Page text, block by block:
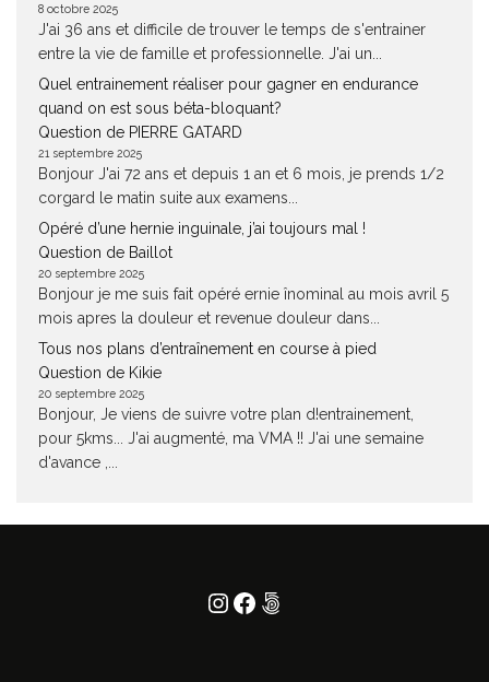
8 octobre 2025
J'ai 36 ans et difficile de trouver le temps de s'entrainer
entre la vie de famille et professionnelle. J'ai un...
Quel entrainement réaliser pour gagner en endurance
quand on est sous béta-bloquant?
Question de PIERRE GATARD
21 septembre 2025
Bonjour J'ai 72 ans et depuis 1 an et 6 mois, je prends 1/2
corgard le matin suite aux examens...
Opéré d’une hernie inguinale, j’ai toujours mal !
Question de Baillot
20 septembre 2025
Bonjour je me suis fait opéré ernie înominal au mois avril 5
mois apres la douleur et revenue douleur dans...
Tous nos plans d’entraînement en course à pied
Question de Kikie
20 septembre 2025
Bonjour, Je viens de suivre votre plan d!entrainement,
pour 5kms... J'ai augmenté, ma VMA !! J'ai une semaine
d'avance ,...
Instagram
Facebook
500px